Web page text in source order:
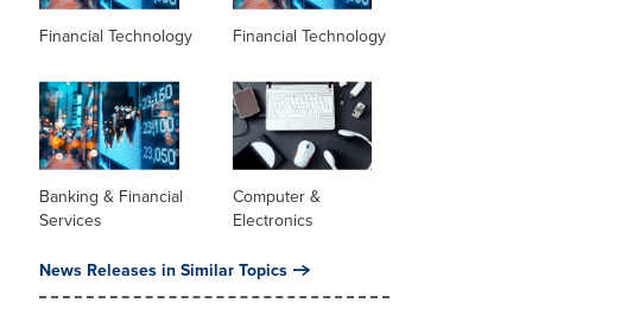
Financial Technology Financial Technology
Banking & Financial
Services
Computer &
Electronics
News Releases in Similar Topics